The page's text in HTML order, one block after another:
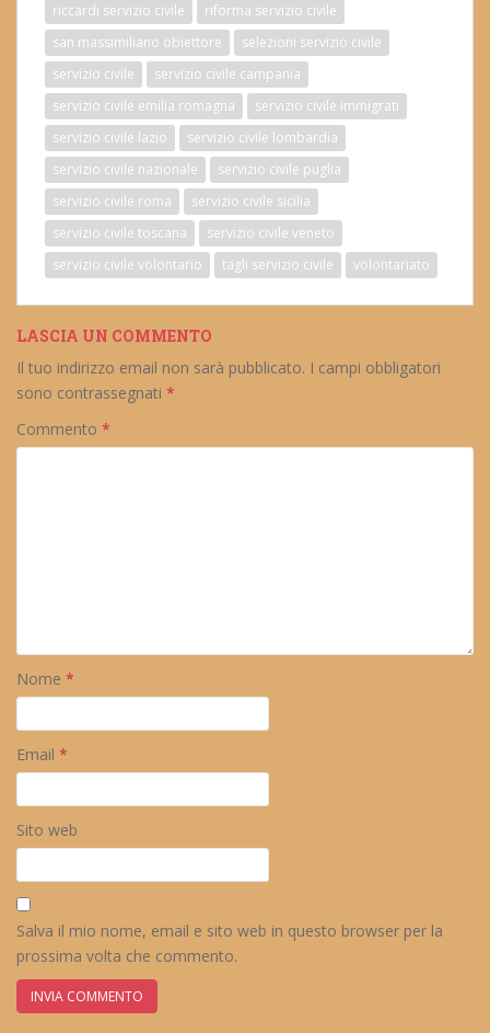
riccardi servizio civile
riforma servizio civile
san massimiliano obiettore
selezioni servizio civile
servizio civile
servizio civile campania
servizio civile emilia romagna
servizio civile immigrati
servizio civile lazio
servizio civile lombardia
servizio civile nazionale
servizio civile puglia
servizio civile roma
servizio civile sicilia
servizio civile toscana
servizio civile veneto
servizio civile volontario
tagli servizio civile volontariato
LASCIA UN COMMENTO
Il tuo indirizzo email non sarà pubblicato. I campi obbligatori
sono contrassegnati *
Commento *
Nome *
Email *
Sito web
Salva il mio nome, email e sito web in questo browser per la
prossima volta che commento.